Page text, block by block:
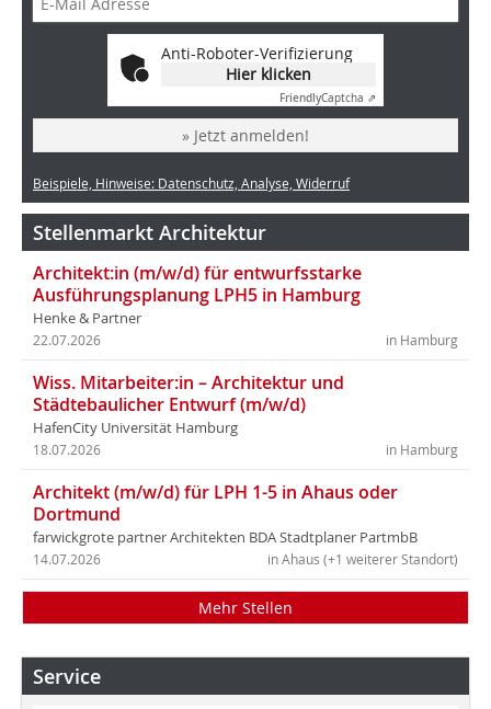
Anti-Roboter-Verifizierung
Hier klicken
FriendlyCaptcha ⇗
» Jetzt anmelden!
Beispiele, Hinweise: Datenschutz, Analyse, Widerruf
Stellenmarkt Architektur
Architekt:in (m/w/d) für entwurfsstarke
Ausführungsplanung LPH5 in Hamburg
Henke & Partner
in Hamburg
22.07.2026
Wiss. Mitarbeiter:in – Architektur und
Städtebaulicher Entwurf (m/w/d)
HafenCity Universität Hamburg
in Hamburg
18.07.2026
Architekt (m/w/d) für LPH 1-5 in Ahaus oder
Dortmund
farwickgrote partner Architekten BDA Stadtplaner PartmbB
in Ahaus (+1 weiterer Standort)
14.07.2026
Mehr Stellen
Service